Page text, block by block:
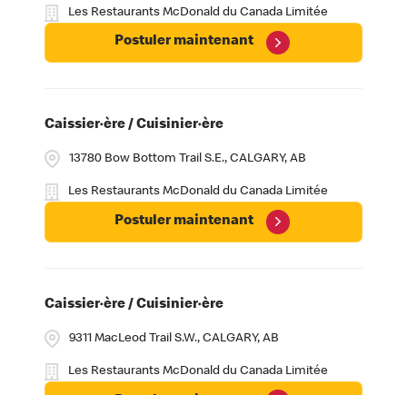
Les Restaurants McDonald du Canada Limitée
Postuler maintenant
Caissier·ère / Cuisinier·ère
13780 Bow Bottom Trail S.E., CALGARY, AB
Les Restaurants McDonald du Canada Limitée
Postuler maintenant
Caissier·ère / Cuisinier·ère
9311 MacLeod Trail S.W., CALGARY, AB
Les Restaurants McDonald du Canada Limitée